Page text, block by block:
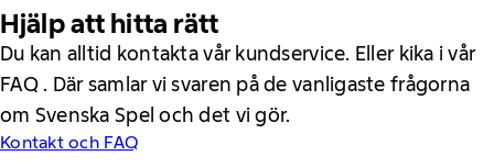
Hjälp att hitta rätt
Du kan alltid kontakta vår kundservice. Eller kika i vår
FAQ . Där samlar vi svaren på de vanligaste frågorna
om Svenska Spel och det vi gör.
Kontakt och FAQ